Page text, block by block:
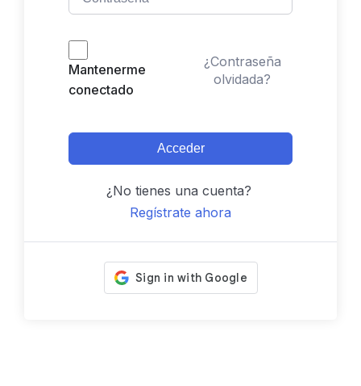
Mantenerme
conectado
¿Contraseña
olvidada?
Acceder
¿No tienes una cuenta?
Regístrate ahora